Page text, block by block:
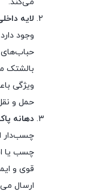
لایه
وجود
حباب‌های
بالشتک
ویژگی
حمل و
دهانه
چسب‌دار
چسب یا
قوی و
ارسال